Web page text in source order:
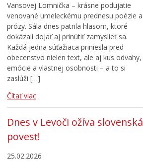
Vansovej Lomnička – krásne podujatie
venované umeleckému prednesu poézie a
prózy. Sála dnes patrila hlasom, ktoré
dokázali dojať aj prinútiť zamyslieť sa.
Každá jedna súťažiaca priniesla pred
obecenstvo nielen text, ale aj kus odvahy,
emócie a vlastnej osobnosti – a to si
zaslúži […]
Čítať viac
Dnes v Levoči ožíva slovenská
povesť!
25.02.2026